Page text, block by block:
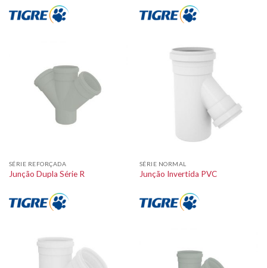
SÉRIE REFORÇADA
Junção Dupla Série R
SÉRIE NORMAL
Junção Invertida PVC